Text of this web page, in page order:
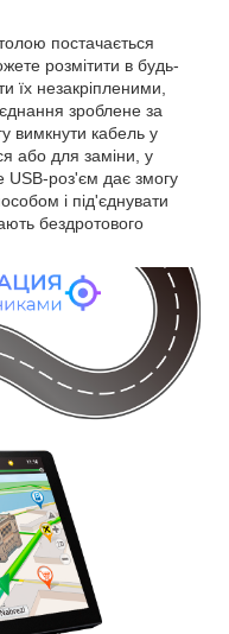
постачається
розмітити в будь-
їх незакріпленими,
зроблене за
вимкнути кабель у
або для заміни, у
USB-роз'єм дає змогу
і під'єднувати
бездротового